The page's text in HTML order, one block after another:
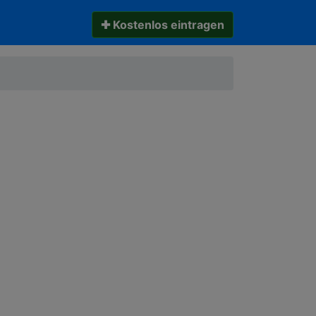
✚ Kostenlos eintragen